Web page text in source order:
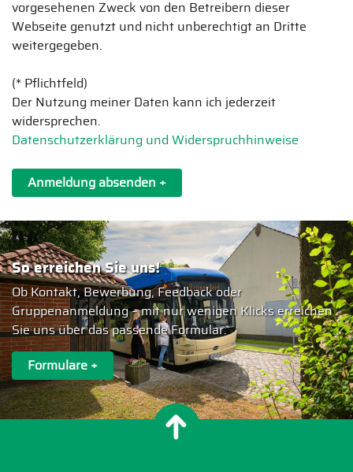
vorgesehenen Zweck von den Betreibern dieser
Webseite genutzt und nicht unberechtigt an Dritte
weitergegeben.
(* Pflichtfeld)
Der Nutzung meiner Daten kann ich jederzeit
widersprechen.
Datenschutzerklärung und Widerspruchhinweise
Anmeldung absenden +
So erreichen Sie uns!
Ob Kontakt, Bewerbung, Feedback oder
Gruppenanmeldung – mit nur wenigen Klicks erreichen
Sie uns über das passende Formular.
Formulare +